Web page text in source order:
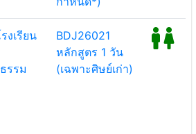
งเรียน
รรม
BDJ26021
หลักสูตร 1 วัน
(เฉพาะศิษย์เก่า)